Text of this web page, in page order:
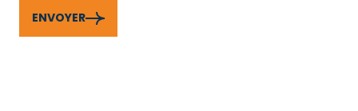
ENVOYER